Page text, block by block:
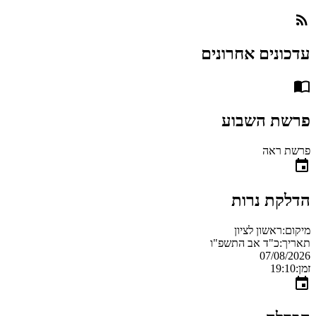
עדכונים אחרונים
פרשת השבוע
פרשת ראה
הדלקת נרות
מיקום:ראשון לציון
תאריך:כ"ד אב התשפ"ו
07/08/2026
זמן:19:10